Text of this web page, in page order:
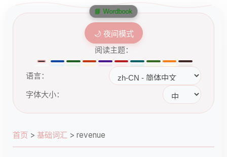
🌙 夜间模式
阅读主题：
语言：
字体大小：
首页 > 基础词汇 > revenue
📘 Wordbook